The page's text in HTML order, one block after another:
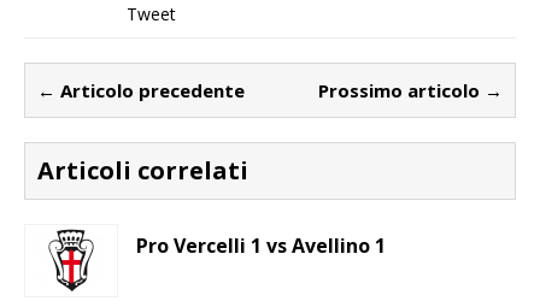
Tweet
← Articolo precedente Prossimo articolo →
Articoli correlati
Pro Vercelli 1 vs Avellino 1